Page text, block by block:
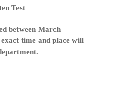
Test
between March
time and place will